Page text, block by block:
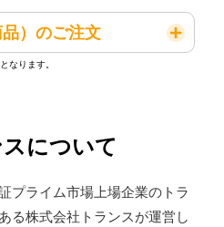
）のご注文
なります。
について
プライム市場上場企業のトラ
る株式会社トランスが運営し